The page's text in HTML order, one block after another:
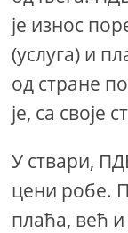
је износ
(услуга) и
од стране
је, са своје
У ствари,
цени робе.
плаћа, већ